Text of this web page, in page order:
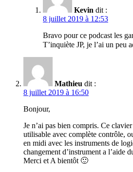
Kevin dit :
8 juillet 2019 à 12:53
Bravo pour ce podcast les
T’inquiète JP, je l’ai un peu
Mathieu dit :
8 juillet 2019 à 16:50
Bonjour,
Je n’ai pas bien compris. Ce
utilisable avec complète contrôle,
en midi avec les instruments de
changement d’instrument a l’aide
Merci et A bientôt 🙂